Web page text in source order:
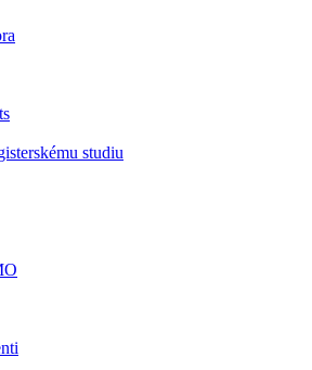
studiu